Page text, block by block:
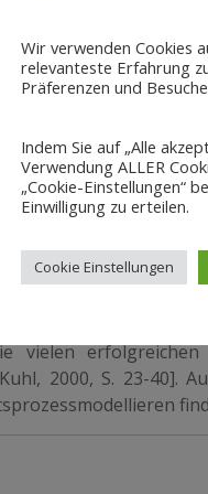
mit unscharfen
von
und mit
jedes
man die
Fuzzy-
Unternehmen und
vielen
2000, S. 23-40].
Wir verwenden Cookies
relevanteste Erfahrung
Präferenzen und
Indem Sie auf „Alle
Verwendung ALLER
„Cookie-Einstellungen“
Einwilligung zu erteilen.
Cookie Einstellungen